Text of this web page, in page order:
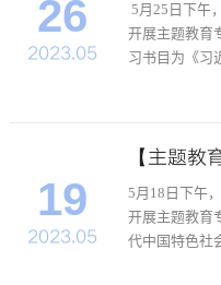
26
2023.05
5月25日下午
开展主题教育
习书目为《习
院领导干部分
19
2023.05
5月18日下午
开展主题教育
代中国特色社